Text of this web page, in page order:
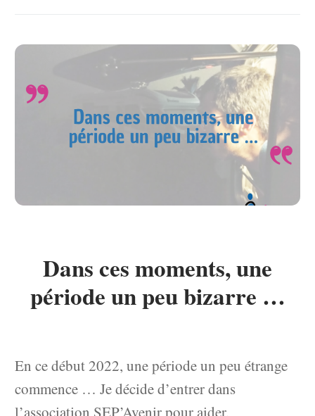
Dans ces moments, une
période un peu bizarre …
En ce début 2022, une période un peu étrange
commence … Je décide d’entrer dans
l’association SEP’Avenir pour aider,